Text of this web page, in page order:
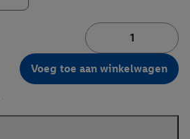
Voeg toe aan winkelwagen